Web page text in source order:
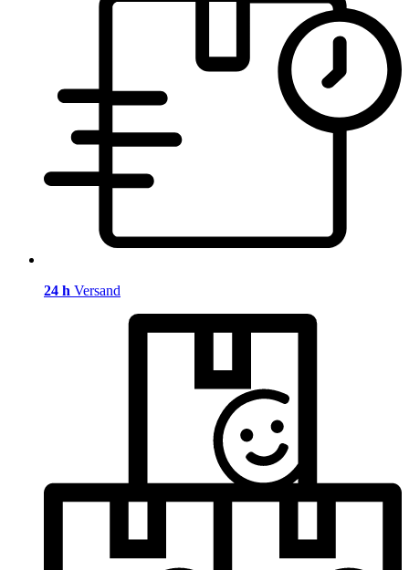
24 h Versand